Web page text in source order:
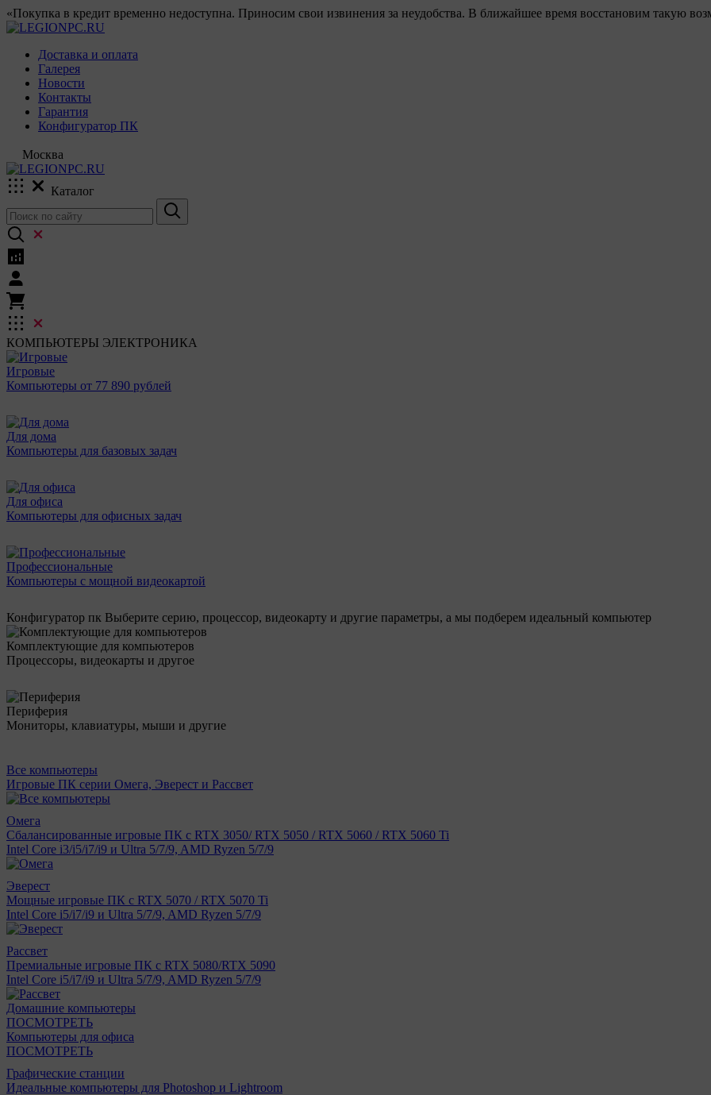
«Покупка в кредит временно недоступна. Приносим свои извинения за неудобства. В ближайшее время восстановим такую
Доставка и оплата
Галерея
Новости
Контакты
Гарантия
Конфигуратор ПК
Москва
Каталог
КОМПЬЮТЕРЫ ЭЛЕКТРОНИКА
Игровые
Компьютеры от 77 890 рублей
Для дома
Компьютеры для базовых задач
Для офиса
Компьютеры для офисных задач
Профессиональные
Компьютеры с мощной видеокартой
Конфигуратор пк Выберите серию, процессор, видеокарту и другие параметры, а мы подберем идеальный компьютер
Комплектующие для компьютеров
Процессоры, видеокарты и другое
Периферия
Мониторы, клавиатуры, мыши и другие
Все компьютеры
Игровые ПК серии Омега, Эверест и Рассвет
Омега
Сбалансированные игровые ПК с RTX 3050/ RTX 5050 / RTX 5060 / RTX 5060 Ti
Intel Core i3/i5/i7/i9 и Ultra 5/7/9, AMD Ryzen 5/7/9
Эверест
Мощные игровые ПК с RTX 5070 / RTX 5070 Ti
Intel Core i5/i7/i9 и Ultra 5/7/9, AMD Ryzen 5/7/9
Рассвет
Премиальные игровые ПК с RTX 5080/RTX 5090
Intel Core i5/i7/i9 и Ultra 5/7/9, AMD Ryzen 5/7/9
Домашние компьютеры
ПОСМОТРЕТЬ
Компьютеры для офиса
ПОСМОТРЕТЬ
Графические станции
Идеальные компьютеры для Photoshop и Lightroom